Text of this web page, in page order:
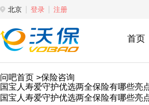
北京 登录 注册
首页
问吧首页 >保险咨询
国宝人寿爱守护优选两全保险有哪些亮
国宝人寿爱守护优选两全保险有哪些亮